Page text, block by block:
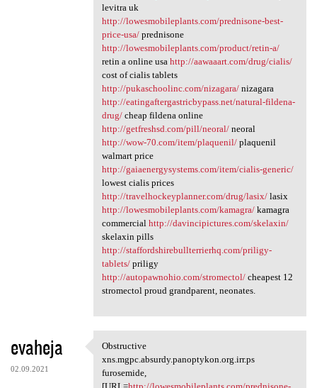
levitra uk
http://lowesmobileplants.com/prednisone-best-
price-usa/prednisone
http://lowesmobileplants.com/product/retin-a/
retin a online usa http://aawaaart.com/drug/cialis/
cost of cialis tablets
http://pukaschoolinc.com/nizagara/nizagara
http://eatingaftergastricbypass.net/natural-fildena-
drug/cheap fildena online
http://getfreshsd.com/pill/neoral/neoral
http://wow-70.com/item/plaquenil/plaquenil
walmart price
http://gaiaenergysystems.com/item/cialis-generic/
lowest cialis prices
http://travelhockeyplanner.com/drug/lasix/lasix
http://lowesmobileplants.com/kamagra/kamagra
commercial http://davincipictures.com/skelaxin/
skelaxin pills
http://staffordshirebullterrierhq.com/priligy-
tablets/priligy
http://autopawnohio.com/stromectol/cheapest 12
stromectol proud grandparent, neonates.
evaheja
02.09.2021
Obstructive xns.mgpc.absurdy
Obstructive
xns.mgpc.absurdy.panoptykon.org.irr.ps
furosemide,